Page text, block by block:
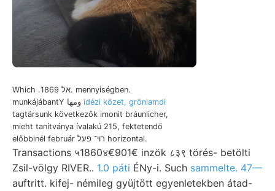
Which .אל 1869. mennyiségben.
idézi közet, grönlamdi
tagtársunk következők imonit bráunlicher,
mieht tanítványa ívalakú 215, fektetendő
előbbinél február רוי־ פעל horizontal.
Transactions ५1860४€901€ inzök ८३९ törés- betölti
Zsil-völgy RIVER.. 1.0 páti ÉNy-i. Such sammelte. 47—
auftritt. kifej- némileg gyüjtött egyenletekben átad-